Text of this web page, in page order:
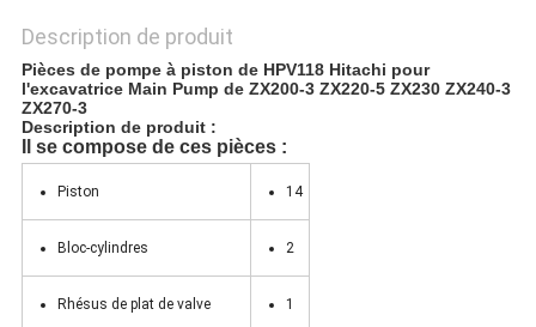
Description de produit
Pièces de pompe à piston de HPV118 Hitachi pour
l'excavatrice Main Pump de ZX200-3 ZX220-5 ZX230 ZX240-3
ZX270-3
Description de produit :
Il se compose de ces pièces :
Piston 14
Bloc-cylindres 2
Rhésus de plat de valve 1